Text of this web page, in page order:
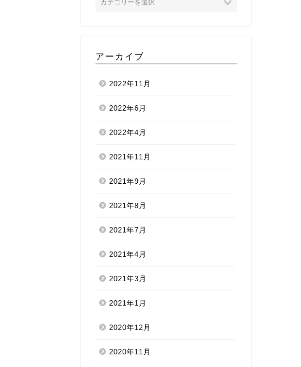
アーカイブ
2022年11月
2022年6月
2022年4月
2021年11月
2021年9月
2021年8月
2021年7月
2021年4月
2021年3月
2021年1月
2020年12月
2020年11月